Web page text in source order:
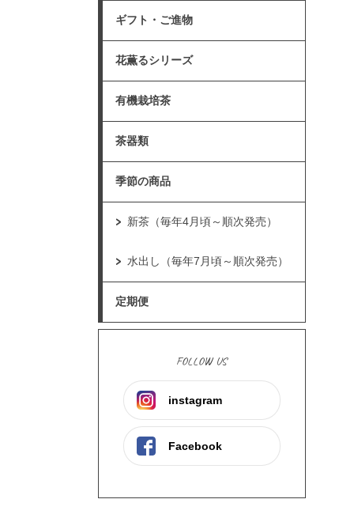
ギフト・ご進物
花薫るシリーズ
有機栽培茶
茶器類
季節の商品
新茶（毎年4月頃～順次発売）
水出し（毎年7月頃～順次発売）
定期便
FOLLOW US
instagram
Facebook